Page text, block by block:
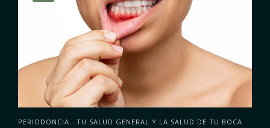
PERIODONCIA • TU SALUD GENERAL Y LA SALUD DE TU BOCA